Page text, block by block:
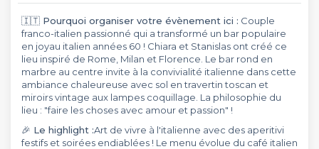
🇮🇹 Pourquoi organiser votre évènement ici : Couple
franco-italien passionné qui a transformé un bar populaire
en joyau italien années 60 ! Chiara et Stanislas ont créé ce
lieu inspiré de Rome, Milan et Florence. Le bar rond en
marbre au centre invite à la convivialité italienne dans cette
ambiance chaleureuse avec sol en travertin toscan et
miroirs vintage aux lampes coquillage. La philosophie du
lieu : "faire les choses avec amour et passion" !
🎉 Le highlight :Art de vivre à l'italienne avec des aperitivi
festifs et soirées endiablées ! Le menu évolue du café italien